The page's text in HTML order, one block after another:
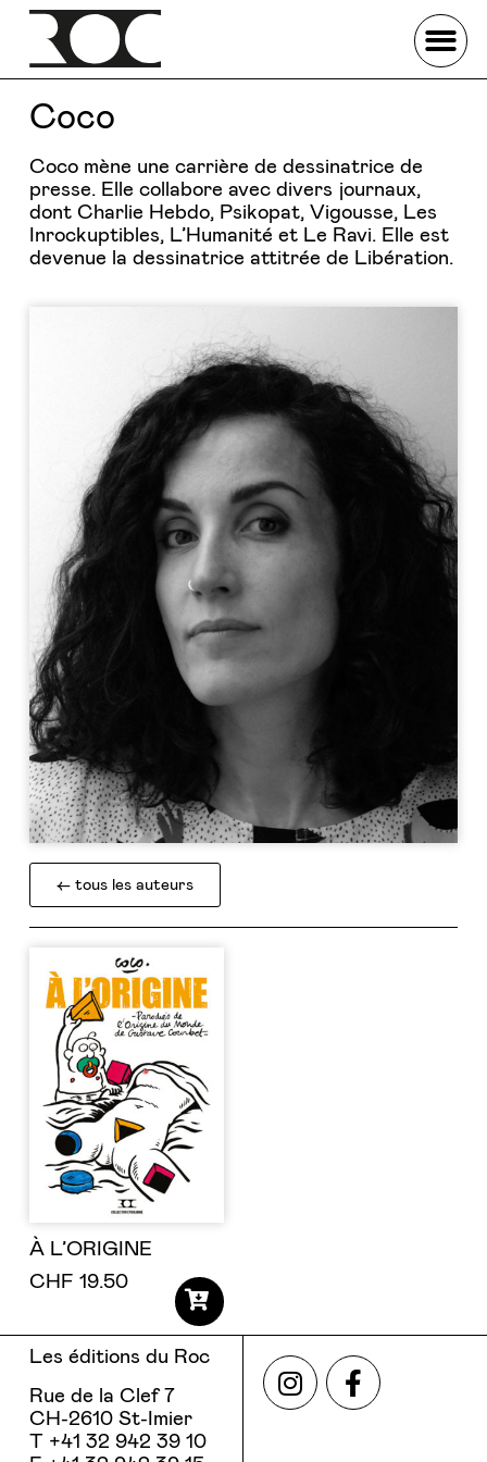
Coco
Coco mène une carrière de dessinatrice de
presse. Elle collabore avec divers journaux,
dont Charlie Hebdo, Psikopat, Vigousse, Les
Inrockuptibles, L’Humanité et Le Ravi. Elle est
devenue la dessinatrice attitrée de Libération.
← tous les auteurs
À L’ORIGINE
CHF 19.50
Les éditions du Roc
Rue de la Clef 7
CH-2610 St-Imier
T +41 32 942 39 10